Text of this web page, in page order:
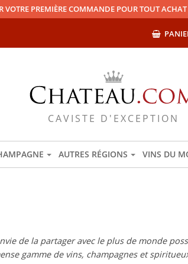
PREMIÈRE COMMANDE POUR TOUT
CAVISTE D'EXCEPTION
AUTRES RÉGIONS VINS DU
de la partager avec le plus de monde
gamme de vins, champagnes et